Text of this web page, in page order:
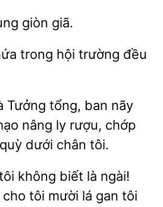
giã.
hội
đều
Tưởng tổng,
nãy
nâng ly rượu, chớp
dưới chân tôi.
không biết là ngài!
tôi mười lá gan